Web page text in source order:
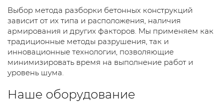
Выбор метода разборки бетонных конструкций
зависит от их типа и расположения, наличия
армирования и других факторов. Мы применяем как
традиционные методы разрушения, так и
инновационные технологии, позволяющие
минимизировать время на выполнение работ и
уровень шума.
Наше оборудование